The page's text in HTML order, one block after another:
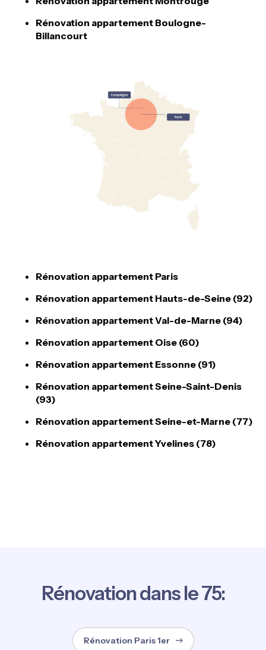
Rénovation appartement Boulogne-
Billancourt
Rénovation appartement Paris
Rénovation appartement Hauts-de-Seine (92)
Rénovation appartement Val-de-Marne (94)
Rénovation appartement Oise (60)
Rénovation appartement Essonne (91)
Rénovation appartement Seine-Saint-Denis
(93)
Rénovation appartement Seine-et-Marne (77)
Rénovation appartement Yvelines (78)
Rénovation dans le 75:
Rénovation Paris 1er